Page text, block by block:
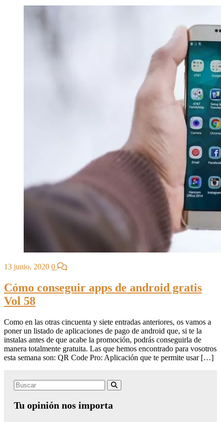
13 junio, 2020 0
Cómo conseguir apps de android gratis
Vol 58
Como en las otras cincuenta y siete entradas anteriores, os vamos a
poner un listado de aplicaciones de pago de android que, si te la
instalas antes de que acabe la promoción, podrás conseguirla de
manera totalmente gratuita. Las que hemos encontrado para vosotros
esta semana son: QR Code Pro: Aplicación que te permite usar […]
Search
Tu opinión nos importa